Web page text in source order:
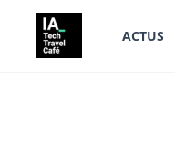
principal
ACTUS